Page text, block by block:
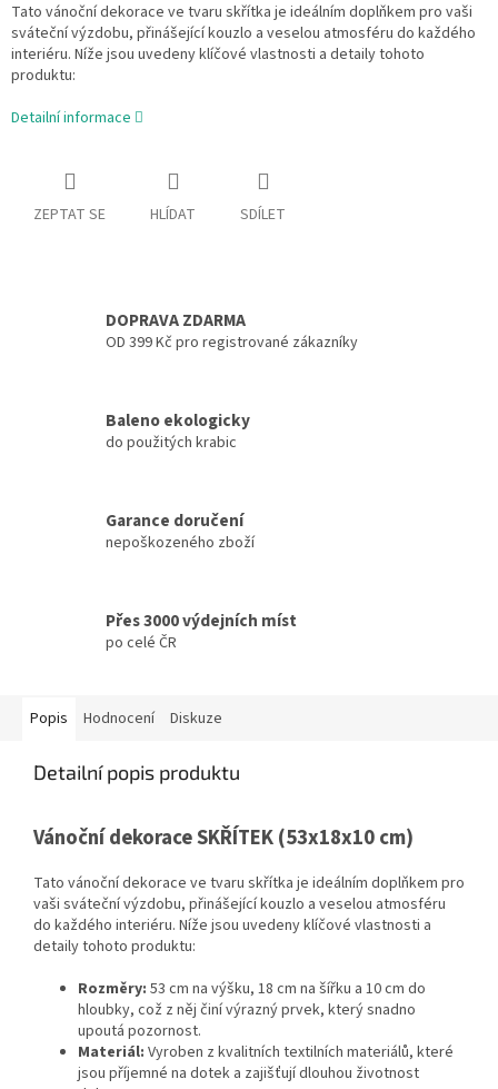
Tato vánoční dekorace ve tvaru skřítka je ideálním doplňkem pro vaši
sváteční výzdobu, přinášející kouzlo a veselou atmosféru do každého
interiéru. Níže jsou uvedeny klíčové vlastnosti a detaily tohoto
produktu:
Detailní informace
ZEPTAT SE HLÍDAT SDÍLET
DOPRAVA ZDARMA
OD 399 Kč pro registrované zákazníky
Baleno ekologicky
do použitých krabic
Garance doručení
nepoškozeného zboží
Přes 3000 výdejních míst
po celé ČR
Popis Hodnocení Diskuze
Detailní popis produktu
Vánoční dekorace SKŘÍTEK (53x18x10 cm)
Tato vánoční dekorace ve tvaru skřítka je ideálním doplňkem pro
vaši sváteční výzdobu, přinášející kouzlo a veselou atmosféru
do každého interiéru. Níže jsou uvedeny klíčové vlastnosti a
detaily tohoto produktu:
Rozměry: 53 cm na výšku, 18 cm na šířku a 10 cm do
hloubky, což z něj činí výrazný prvek, který snadno
upoutá pozornost.
Materiál: Vyroben z kvalitních textilních materiálů, které
jsou příjemné na dotek a zajišťují dlouhou životnost